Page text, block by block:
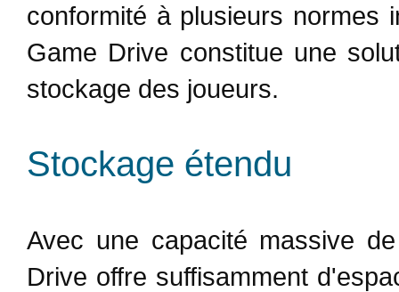
conformité à plusieurs normes
Game Drive constitue une
stockage des joueurs.
Stockage étendu
Avec une capacité massive
Drive offre suffisamment